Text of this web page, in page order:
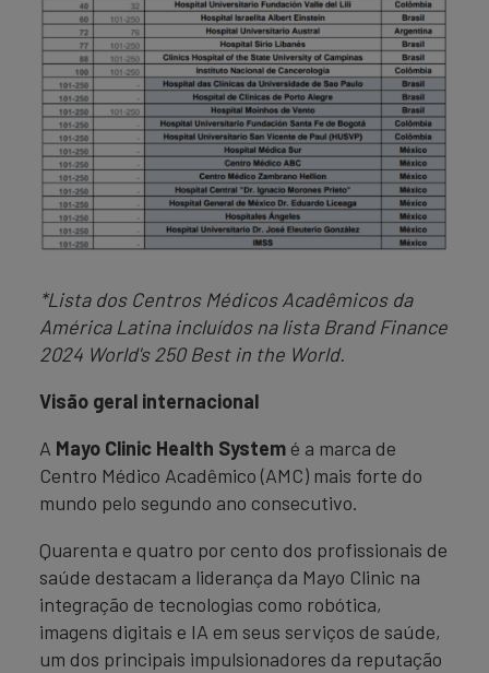
*Lista dos Centros Médicos Acadêmicos da
América Latina incluídos na lista Brand Finance
2024 World's 250 Best in the World.
Visão geral internacional
A Mayo Clinic Health System é a marca de
Centro Médico Acadêmico (AMC) mais forte do
mundo pelo segundo ano consecutivo.
Quarenta e quatro por cento dos profissionais de
saúde destacam a liderança da Mayo Clinic na
integração de tecnologias como robótica,
imagens digitais e IA em seus serviços de saúde,
um dos principais impulsionadores da reputação